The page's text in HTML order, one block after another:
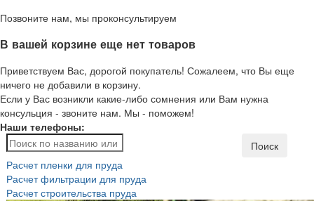
Позвоните нам, мы проконсультируем
В вашей корзине еще нет товаров
Приветствуем Вас, дорогой покупатель! Сожалеем, что Вы еще
ничего не добавили в корзину.
Если у Вас возникли какие-либо сомнения или Вам нужна
консульция - звоните нам. Мы - поможем!
Наши телефоны:
Поиск
Расчет пленки для пруда
Расчет фильтрации для пруда
Расчет строительства пруда